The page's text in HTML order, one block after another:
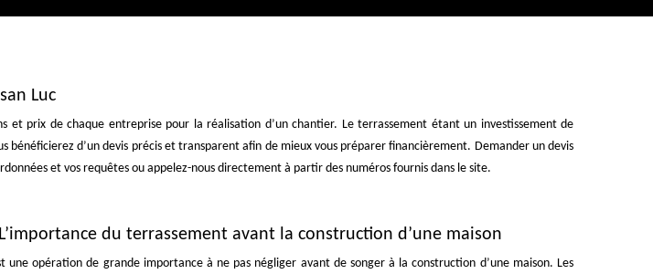
Luc
et prix de chaque entreprise pour la réalisation d’un chantier. Le terrassement étant un investissement de
d’un devis précis et transparent afin de mieux vous préparer financièrement. Demander un devis
et vos requêtes ou appelez-nous directement à partir des numéros fournis dans le site.
du terrassement avant la construction d’une maison
une opération de grande importance à ne pas négliger avant de songer à la construction d’une maison. Les